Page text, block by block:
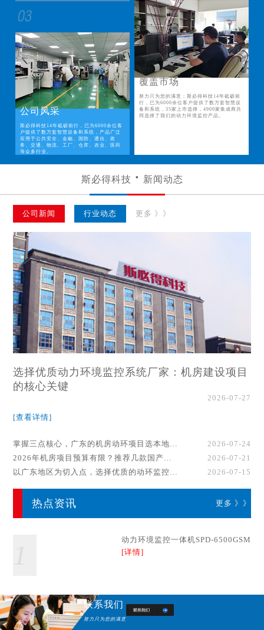
公司风采
斯必得科技14年砥砺前行，已为6000余位客
户提供了数万套智慧设备和系统，产品广泛
应用于公共安全、金融、国防、通信、政
务、交通、物流、工厂、仓库、农业、医药
等众多行业。
覆盖市场
努力只为您的满意；斯必得科技14年砥砺前
行，已为6000余位客户提供了数万套智慧设
备和系统，35家上市选择，4900家集成商共
同选择了我们的动力环境监控产品。
斯必得科技 新闻动态
公司新闻 行业动态 更多 》》
选择优质动力环境监控系统厂家：机房建设项目
的核心关键
2026-07-27
[查看详情]
掌握三点核心，广东的机房动环项目选本地厂家事半功倍！
2026-07-24
2026年机房项目预算有限？推荐几款国产动环监控系统品牌
2026-07-21
以广东地区为切入点，选择优质的动环监控系统厂家
2026-07-15
热点资讯 更多 》》
动力环境监控一体机SPD-6500GSM
[详情]
联系我们
努力只为您的满意